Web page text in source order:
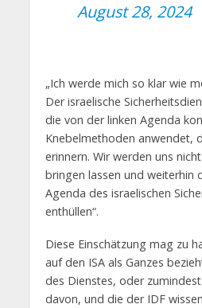
August 28, 2024
„Ich werde mich so klar wie
Der israelische
die von der linken Agenda
Knebelmethoden anwendet,
erinnern. Wir werden uns
bringen lassen und weiterhin
Agenda des israelischen
enthüllen“.
Diese Einschätzung mag zu
auf den ISA als Ganzes
des Dienstes, oder
davon, und die der IDF